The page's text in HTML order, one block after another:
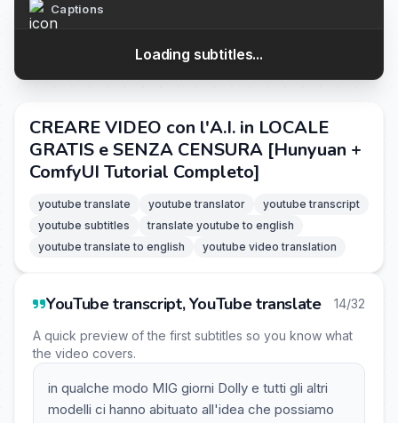
Captions
Loading subtitles...
CREARE VIDEO con l'A.I. in LOCALE
GRATIS e SENZA CENSURA [Hunyuan +
ComfyUI Tutorial Completo]
youtube translate youtube translator
youtube transcript
youtube subtitles
translate youtube to english
youtube translate to english
youtube video translation
YouTube transcript, YouTube translate 14/32
A quick preview of the first subtitles so you know what
the video covers.
in qualche modo MIG giorni Dolly e tutti gli altri
modelli ci hanno abituato all'idea che possiamo